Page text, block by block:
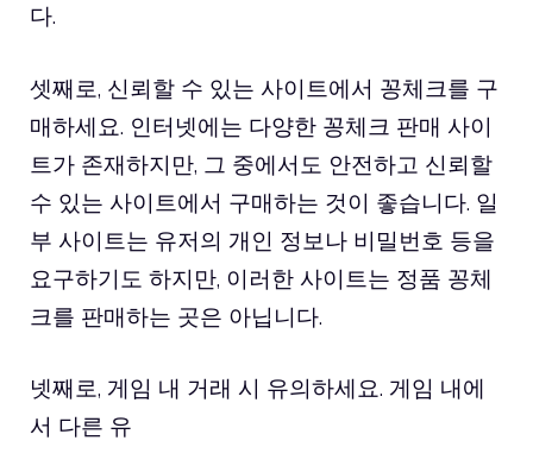
다.
셋째로, 신뢰할 수 있는 사이트에서 꽁체크를 구
매하세요. 인터넷에는 다양한 꽁체크 판매 사이
트가 존재하지만, 그 중에서도 안전하고 신뢰할
수 있는 사이트에서 구매하는 것이 좋습니다. 일
부 사이트는 유저의 개인 정보나 비밀번호 등을
요구하기도 하지만, 이러한 사이트는 정품 꽁체
크를 판매하는 곳은 아닙니다.
넷째로, 게임 내 거래 시 유의하세요. 게임 내에
서 다른 유